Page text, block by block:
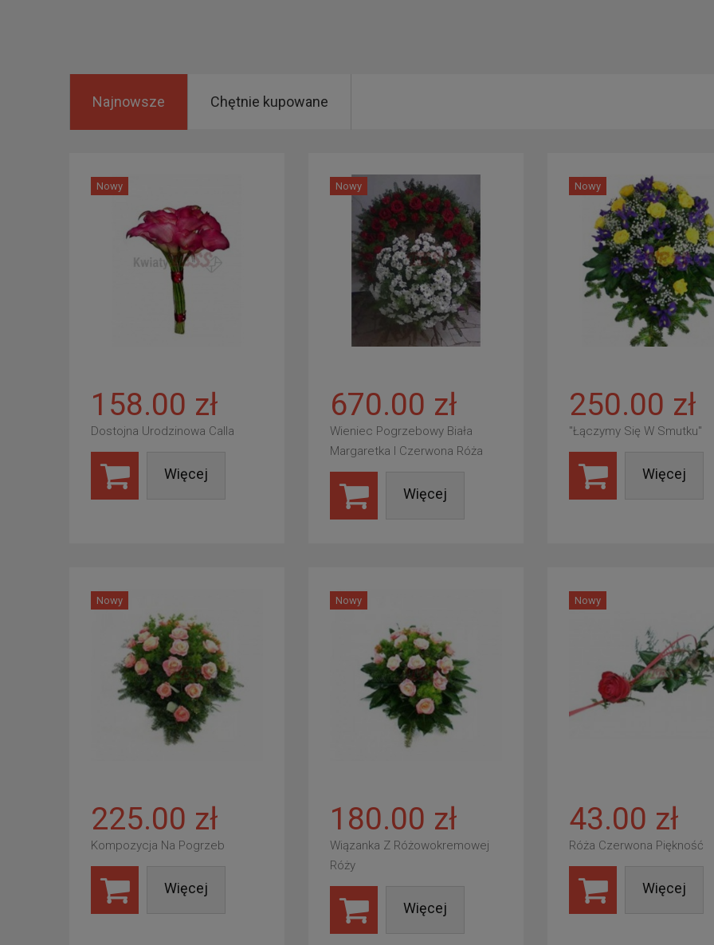
Najnowsze Chętnie kupowane
Nowy
158.00 zł
Dostojna Urodzinowa Calla
Więcej
Nowy
670.00 zł
Wieniec Pogrzebowy Biała
Margaretka I Czerwona Róża
Więcej
Nowy
250.00 zł
"Łączymy Się W Smutku"
Więcej
Nowy
225.00 zł
Kompozycja Na Pogrzeb
Więcej
Nowy
180.00 zł
Wiązanka Z Różowokremowej
Róży
Więcej
Nowy
43.00 zł
Róża Czerwona Piękność
Więcej